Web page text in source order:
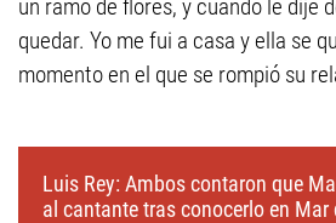
un ramo de flores, y cuando le dije
quedar. Yo me fui a casa y ella se
momento en el que se rompió su
Luis Rey: Ambos contaron que
al cantante tras conocerlo en Mar